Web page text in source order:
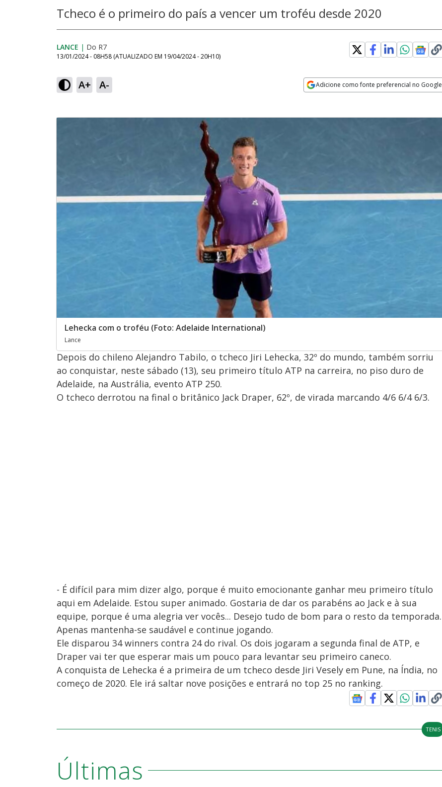
Tcheco é o primeiro do país a vencer um troféu desde 2020
LANCE | Do R7
13/01/2024 - 08H58 (ATUALIZADO EM 19/04/2024 - 20H10)
A+ A- Adicione como fonte preferencial no Google
Lehecka com o troféu (Foto: Adelaide International)
Lance
Depois do chileno Alejandro Tabilo, o tcheco Jiri Lehecka, 32º do mundo, também sorriu
ao conquistar, neste sábado (13), seu primeiro título ATP na carreira, no piso duro de
Adelaide, na Austrália, evento ATP 250.
O tcheco derrotou na final o britânico Jack Draper, 62º, de virada marcando 4/6 6/4 6/3.
- É difícil para mim dizer algo, porque é muito emocionante ganhar meu primeiro título
aqui em Adelaide. Estou super animado. Gostaria de dar os parabéns ao Jack e à sua
equipe, porque é uma alegria ver vocês... Desejo tudo de bom para o resto da temporada.
Apenas mantenha-se saudável e continue jogando.
Ele disparou 34 winners contra 24 do rival. Os dois jogaram a segunda final de ATP, e
Draper vai ter que esperar mais um pouco para levantar seu primeiro caneco.
A conquista de Lehecka é a primeira de um tcheco desde Jiri Vesely em Pune, na Índia, no
começo de 2020. Ele irá saltar nove posições e entrará no top 25 no ranking.
TENIS
Últimas